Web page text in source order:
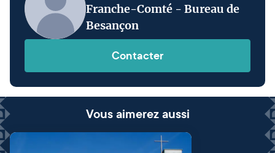
Franche-Comté - Bureau de
Besançon
Contacter
Vous aimerez aussi